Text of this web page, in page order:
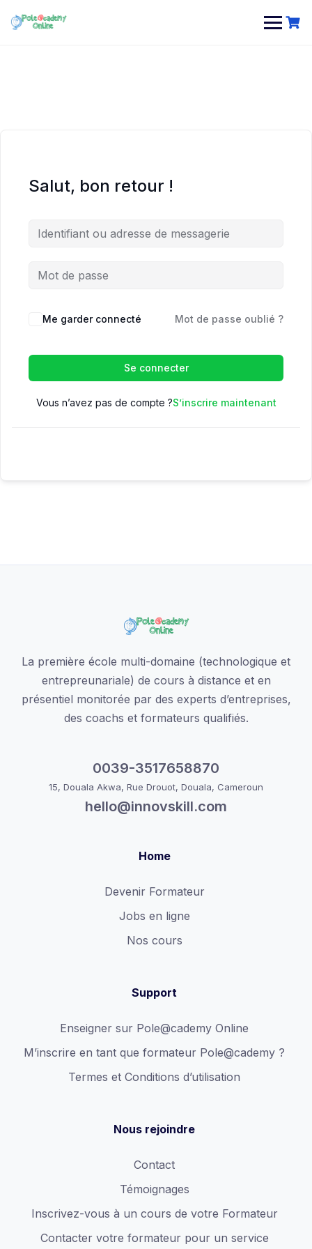
content
Salut, bon retour !
Me garder connecté Mot de passe oublié ?
Se connecter
Vous n’avez pas de compte ?S’inscrire maintenant
La première école multi-domaine (technologique et
entrepreunariale) de cours à distance et en
présentiel monitorée par des experts d’entreprises,
des coachs et formateurs qualifiés.
0039-3517658870
15, Douala Akwa, Rue Drouot, Douala, Cameroun
hello@innovskill.com
Home
Devenir Formateur
Jobs en ligne
Nos cours
Support
Enseigner sur Pole@cademy Online
M’inscrire en tant que formateur Pole@cademy ?
Termes et Conditions d’utilisation
Nous rejoindre
Contact
Témoignages
Inscrivez-vous à un cours de votre Formateur
Contacter votre formateur pour un service